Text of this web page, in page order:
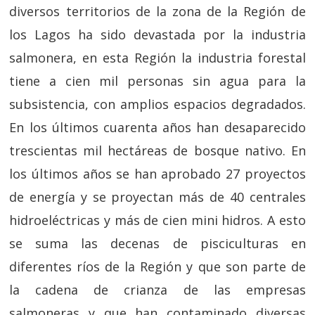
diversos territorios de la zona de la Región de
los Lagos ha sido devastada por la industria
salmonera, en esta Región la industria forestal
tiene a cien mil personas sin agua para la
subsistencia, con amplios espacios degradados.
En los últimos cuarenta años han desaparecido
trescientas mil hectáreas de bosque nativo. En
los últimos años se han aprobado 27 proyectos
de energía y se proyectan más de 40 centrales
hidroeléctricas y más de cien mini hidros. A esto
se suma las decenas de pisciculturas en
diferentes ríos de la Región y que son parte de
la cadena de crianza de las empresas